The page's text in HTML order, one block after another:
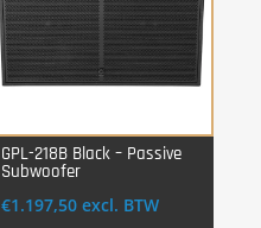
Login Voor Aankoop
GPL-218B Black – Passive
Subwoofer
€1.197,50 excl. BTW